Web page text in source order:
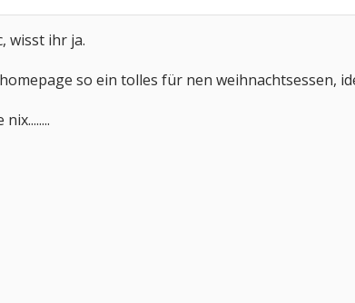
wisst ihr ja.
so ein tolles für nen weihnachtsessen,